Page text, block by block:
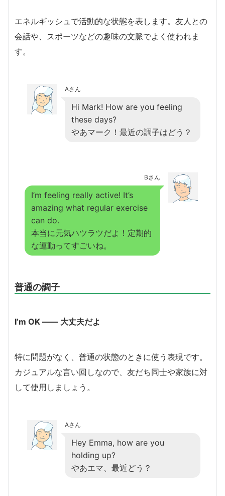
エネルギッシュで活動的な状態を表します。友人との
会話や、スポーツなどの趣味の文脈でよく使われま
す。
Aさん
Hi Mark! How are you feeling
these days?
やあマーク！最近の調子はどう？
Bさん
I’m feeling really active! It’s
amazing what regular exercise
can do.
本当に元気ハツラツだよ！定期的
な運動ってすごいね。
普通の調子
I’m OK ―― 大丈夫だよ
特に問題がなく、普通の状態のときに使う表現です。
カジュアルな言い回しなので、友だち同士や家族に対
して使用しましょう。
Aさん
Hey Emma, how are you
holding up?
やあエマ、最近どう？